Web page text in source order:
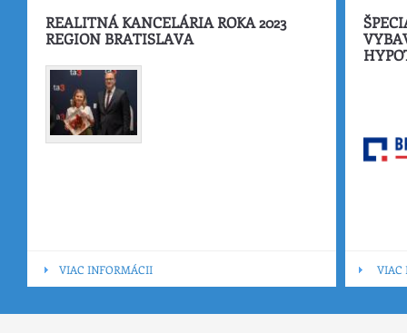
REALITNÁ KANCELÁRIA ROKA 2023
REGION BRATISLAVA
VIAC INFORMÁCII VIAC